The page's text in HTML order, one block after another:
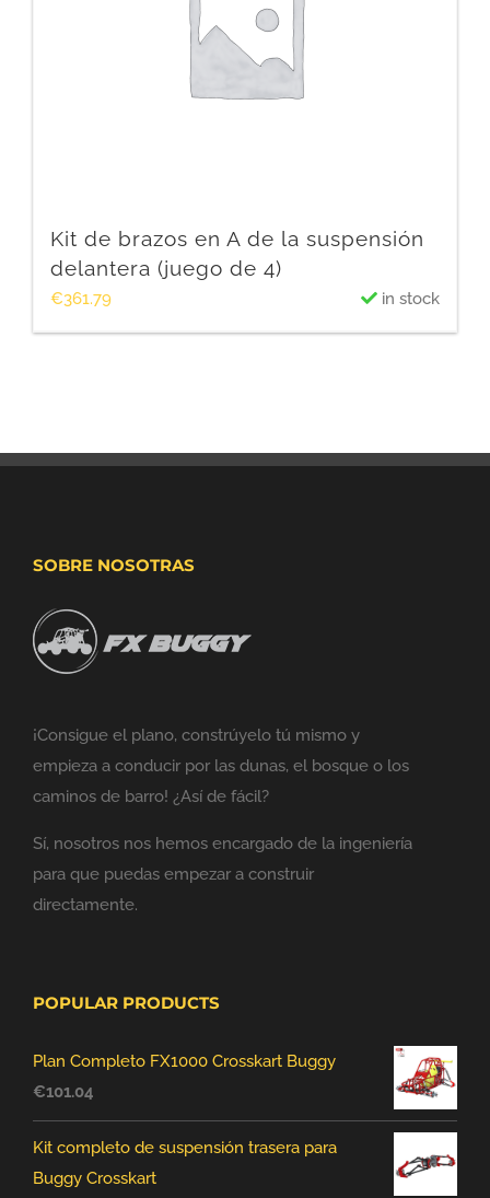
Kit de brazos en A de la suspensión
delantera (juego de 4)
€361.79 in stock
SOBRE NOSOTRAS
¡Consigue el plano, constrúyelo tú mismo y
empieza a conducir por las dunas, el bosque o los
caminos de barro! ¿Así de fácil?
Sí, nosotros nos hemos encargado de la ingeniería
para que puedas empezar a construir
directamente.
POPULAR PRODUCTS
Plan Completo FX1000 Crosskart Buggy
€101.04
Kit completo de suspensión trasera para
Buggy Crosskart